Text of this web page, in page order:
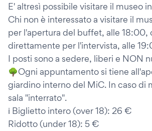
E' altresì possibile visitare il museo
Chi non è interessato a visitare il
per l'apertura del buffet, alle 18:00,
direttamente per l'intervista, alle
I posti sono a sedere, liberi e NON
🌳Ogni appuntamento si tiene
giardino interno del MiC. In caso di
sala "interrato".
ℹ️ Biglietto intero (over 18): 26 €
Ridotto (under 18): 5 €